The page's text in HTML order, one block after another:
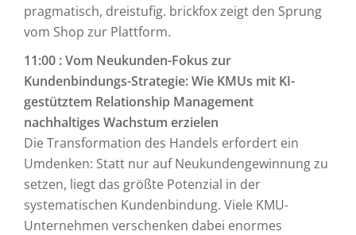
pragmatisch, dreistufig. brickfox zeigt den Sprung
vom Shop zur Plattform.
11:00 : Vom Neukunden-Fokus zur
Kundenbindungs-Strategie: Wie KMUs mit KI-
gestütztem Relationship Management
nachhaltiges Wachstum erzielen
Die Transformation des Handels erfordert ein
Umdenken: Statt nur auf Neukundengewinnung zu
setzen, liegt das größte Potenzial in der
systematischen Kundenbindung. Viele KMU-
Unternehmen verschenken dabei enormes